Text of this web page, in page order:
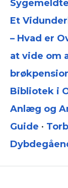
Et
– Hvad er
at vide om
Bibliotek i
Anlæg og
Guide •